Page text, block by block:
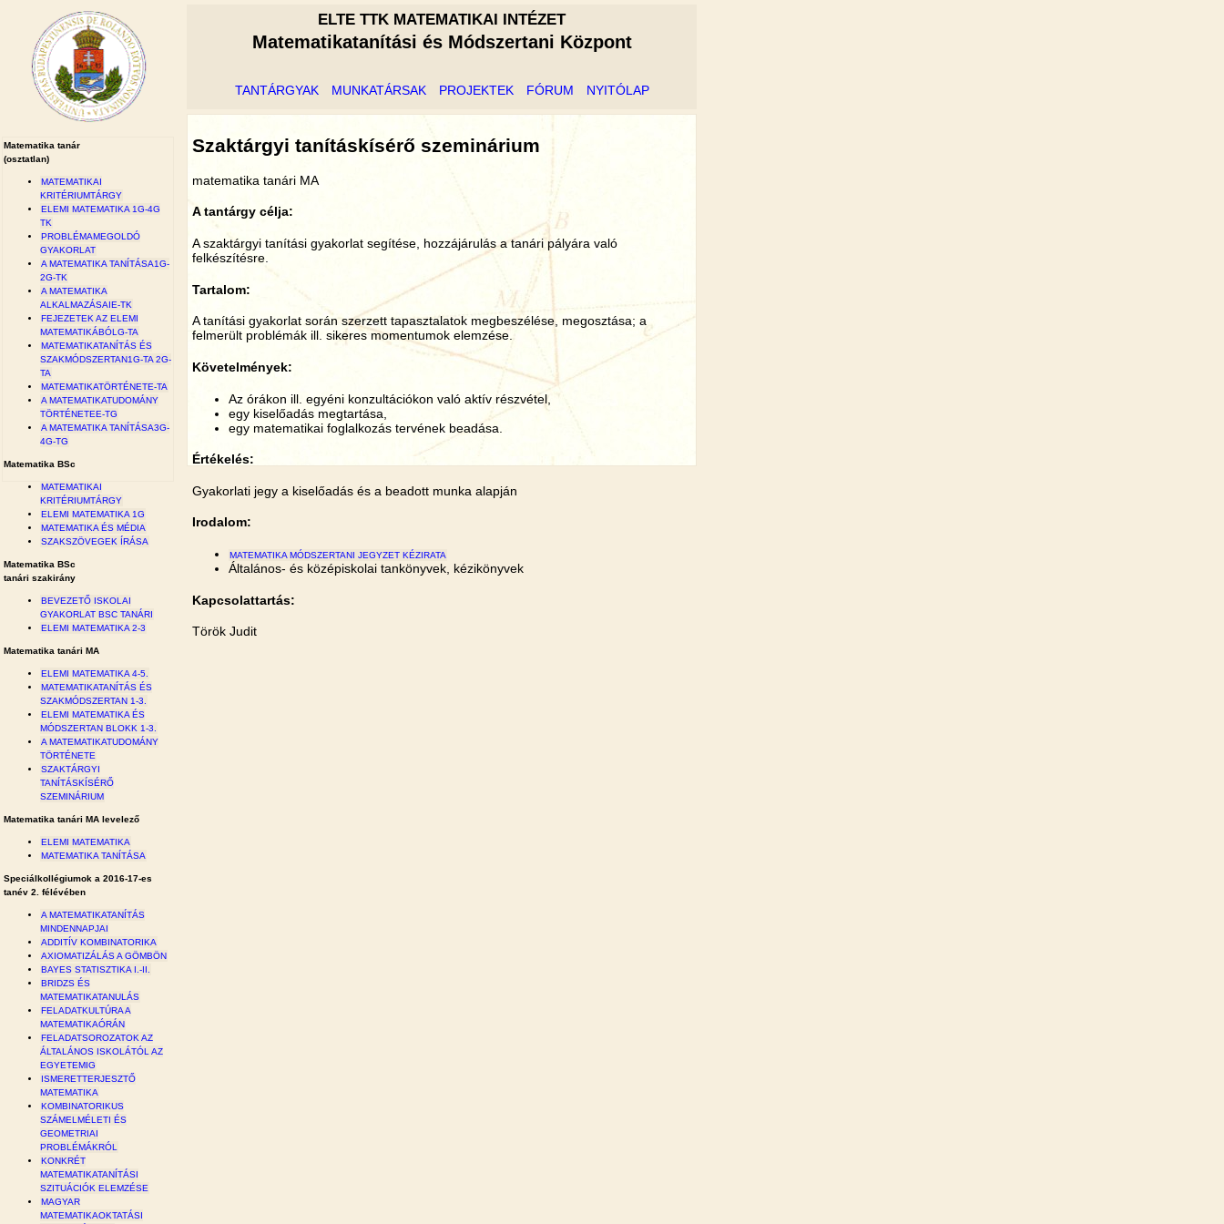
ELTE TTK MATEMATIKAI INTÉZET
Matematikatanítási és Módszertani Központ
TANTÁRGYAK MUNKATÁRSAK PROJEKTEK FÓRUM NYITÓLAP
Matematika tanár
(osztatlan)
MATEMATIKAI
KRITÉRIUMTÁRGY
ELEMI MATEMATIKA 1G-4G
TK
PROBLÉMAMEGOLDÓ
GYAKORLAT
A MATEMATIKA TANÍTÁSA1G-
2G-TK
A MATEMATIKA
ALKALMAZÁSAIE-TK
FEJEZETEK AZ ELEMI
MATEMATIKÁBÓLG-TA
MATEMATIKATANÍTÁS ÉS
SZAKMÓDSZERTAN1G-TA 2G-
TA
MATEMATIKATÖRTÉNETE-TA
A MATEMATIKATUDOMÁNY
TÖRTÉNETEE-TG
A MATEMATIKA TANÍTÁSA3G-
4G-TG
Matematika BSc
MATEMATIKAI
KRITÉRIUMTÁRGY
ELEMI MATEMATIKA 1G
MATEMATIKA ÉS MÉDIA
SZAKSZÖVEGEK ÍRÁSA
Matematika BSc
tanári szakirány
BEVEZETŐ ISKOLAI
GYAKORLAT BSC TANÁRI
ELEMI MATEMATIKA 2-3
Matematika tanári MA
ELEMI MATEMATIKA 4-5.
MATEMATIKATANÍTÁS ÉS
SZAKMÓDSZERTAN 1-3.
ELEMI MATEMATIKA ÉS
MÓDSZERTAN BLOKK 1-3.
A MATEMATIKATUDOMÁNY
TÖRTÉNETE
SZAKTÁRGYI
TANÍTÁSKÍSÉRŐ
SZEMINÁRIUM
Matematika tanári MA levelező
ELEMI MATEMATIKA
MATEMATIKA TANÍTÁSA
Speciálkollégiumok a 2016-17-es
tanév 2. félévében
A MATEMATIKATANÍTÁS
MINDENNAPJAI
ADDITÍV KOMBINATORIKA
AXIOMATIZÁLÁS A GÖMBÖN
BAYES STATISZTIKA I.-II.
BRIDZS ÉS
MATEMATIKATANULÁS
FELADATKULTÚRA A
MATEMATIKAÓRÁN
FELADATSOROZATOK AZ
ÁLTALÁNOS ISKOLÁTÓL AZ
EGYETEMIG
ISMERETTERJESZTŐ
MATEMATIKA
KOMBINATORIKUS
SZÁMELMÉLETI ÉS
GEOMETRIAI
PROBLÉMÁKRÓL
KONKRÉT
MATEMATIKATANÍTÁSI
SZITUÁCIÓK ELEMZÉSE
MAGYAR
MATEMATIKAOKTATÁSI
Szaktárgyi tanításkísérő szeminárium
matematika tanári MA
A tantárgy célja:
A szaktárgyi tanítási gyakorlat segítése, hozzájárulás a tanári pályára való
felkészítésre.
Tartalom:
A tanítási gyakorlat során szerzett tapasztalatok megbeszélése, megosztása; a
felmerült problémák ill. sikeres momentumok elemzése.
Követelmények:
Az órákon ill. egyéni konzultációkon való aktív részvétel,
egy kiselőadás megtartása,
egy matematikai foglalkozás tervének beadása.
Értékelés:
Gyakorlati jegy a kiselőadás és a beadott munka alapján
Irodalom:
MATEMATIKA MÓDSZERTANI JEGYZET KÉZIRATA
Általános- és középiskolai tankönyvek, kézikönyvek
Kapcsolattartás:
Török Judit